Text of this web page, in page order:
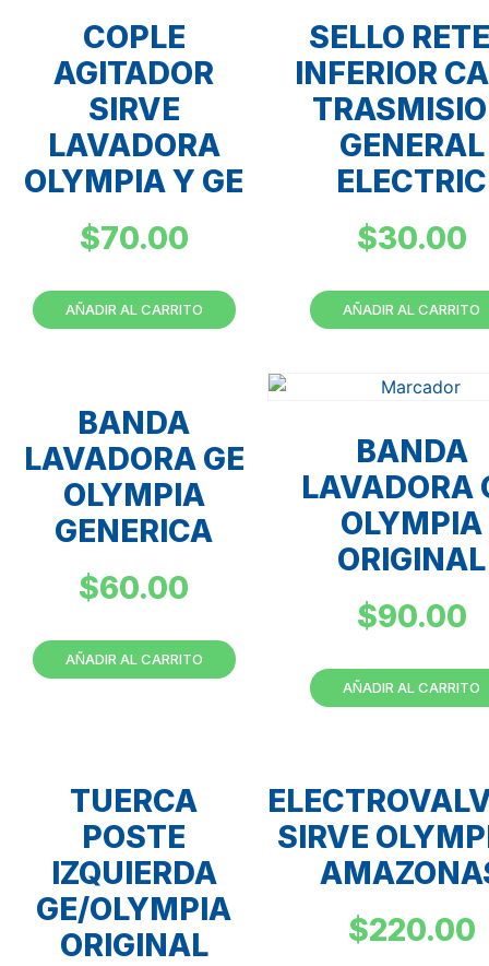
COPLE
AGITADOR
SIRVE
LAVADORA
OLYMPIA Y GE
$70.00
AÑADIR AL CARRITO
SELLO
INFERIOR
GENERAL
ELECTRIC
$30.00
AÑADIR AL CARRITO
BANDA
LAVADORA GE
OLYMPIA
GENERICA
$60.00
AÑADIR AL CARRITO
BANDA
LAVADORA
OLYMPIA
ORIGINAL
$90.00
AÑADIR AL CARRITO
TUERCA
POSTE
IZQUIERDA
GE/OLYMPIA
ORIGINAL
SIRVE
$220.00